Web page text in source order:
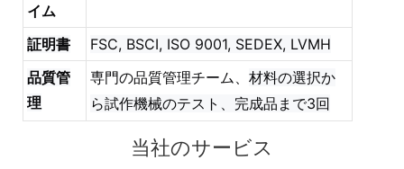
イム
証明書
FSC, BSCI, ISO 9001, SEDEX, LVMH
品質管
理
専門の品質管理チーム、 材料の選択か
ら試作機械のテスト、完成品まで3回
当社のサービス